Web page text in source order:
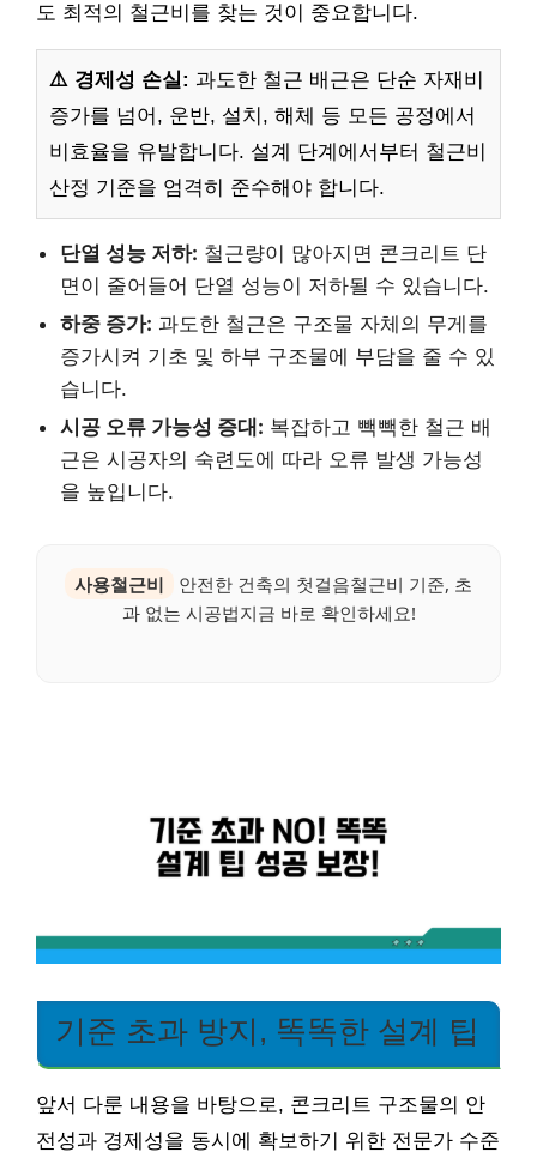
도 최적의 철근비를 찾는 것이 중요합니다.
⚠️ 경제성 손실: 과도한 철근 배근은 단순 자재비
증가를 넘어, 운반, 설치, 해체 등 모든 공정에서
비효율을 유발합니다. 설계 단계에서부터 철근비
산정 기준을 엄격히 준수해야 합니다.
단열 성능 저하: 철근량이 많아지면 콘크리트 단
면이 줄어들어 단열 성능이 저하될 수 있습니다.
하중 증가: 과도한 철근은 구조물 자체의 무게를
증가시켜 기초 및 하부 구조물에 부담을 줄 수 있
습니다.
시공 오류 가능성 증대: 복잡하고 빽빽한 철근 배
근은 시공자의 숙련도에 따라 오류 발생 가능성
을 높입니다.
사용철근비
안전한 건축의 첫걸음철근비 기준, 초
과 없는 시공법지금 바로 확인하세요!
기준 초과 방지, 똑똑한 설계 팁
앞서 다룬 내용을 바탕으로, 콘크리트 구조물의 안
전성과 경제성을 동시에 확보하기 위한 전문가 수준